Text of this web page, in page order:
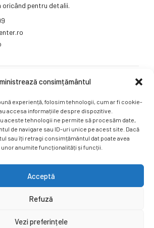
consimțământul
experiență, folosim tehnologii, cum ar fi cookie-
accesa informațiile despre dispozitive.
aceste tehnologii ne permite să procesăm date,
de navigare sau ID-uri unice pe acest site. Dacă
sau îți retragi consimțământul dat poate avea
anumite funcționalități și funcții.
Acceptă
Refuză
Vezi preferințele
pentru detalii.
sociale.